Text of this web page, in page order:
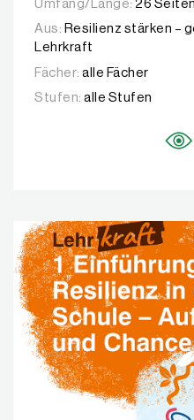
Umfang/Länge: 26 Seiten
Aus: Resilienz stärken –
Lehrkraft
Fächer: alle Fächer
Stufen: alle Stufen